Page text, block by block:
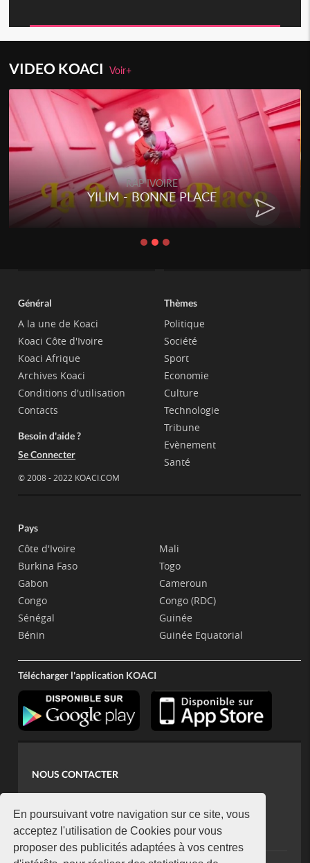
En poursuivant votre navigation sur ce site, vous
acceptez l'utilisation de Cookies pour vous
proposer des publicités adaptées à vos centres
VIDEO KOACIVoir+
RAP IVOIRE
YILIM - BONNE PLACE
Général
A la une de Koaci
Koaci Côte d'Ivoire
Koaci Afrique
Archives Koaci
Conditions d'utilisation
Contacts
Besoin d'aide ?
Se Connecter
© 2008 - 2022 KOACI.COM
Thèmes
Politique
Société
Sport
Economie
Culture
Technologie
Tribune
Evènement
Santé
Pays
Côte d'Ivoire
Burkina Faso
Gabon
Congo
Sénégal
Bénin
Mali
Togo
Cameroun
Congo (RDC)
Guinée
Guinée Equatorial
Télécharger l'application KOACI
NOUS CONTACTER
koaci@yahoo.fr
+225 07 08 85 52 93